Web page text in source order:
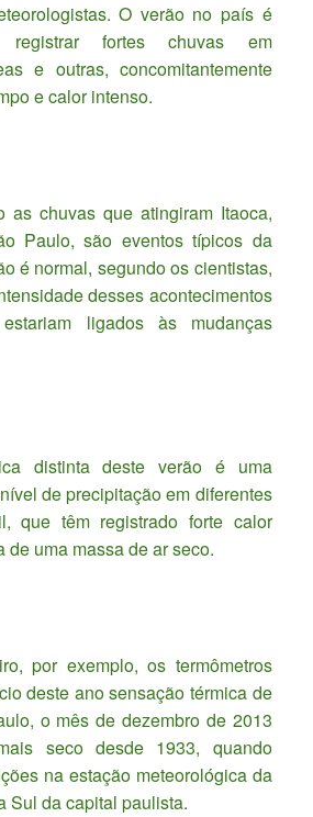
O verão no país é
registrar fortes chuvas em
e outras, concomitantemente
e calor intenso.
as chuvas que atingiram Itaoca,
Paulo, são eventos típicos da
é normal, segundo os cientistas,
desses acontecimentos
ligados às mudanças
distinta deste verão é uma
de precipitação em diferentes
que têm registrado forte calor
de uma massa de ar seco.
por exemplo, os termômetros
deste ano sensação térmica de
o mês de dezembro de 2013
seco desde 1933, quando
na estação meteorológica da
Sul da capital paulista.